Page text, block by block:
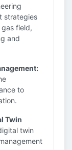
strategies
field,
and
to
Twin
twin